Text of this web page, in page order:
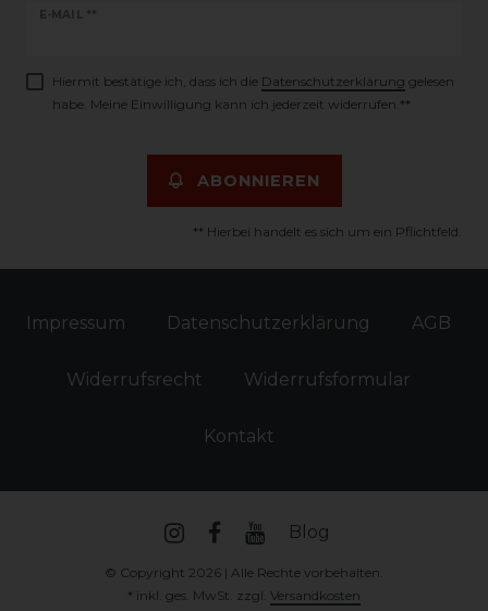
E-MAIL **
Newsletter
Hiermit bestätige ich, dass ich die Daten­schutz­erklärung gelesen
habe. Meine Einwilligung kann ich jederzeit widerrufen.**
ABONNIEREN
** Hierbei handelt es sich um ein Pflichtfeld.
Impressum Daten­schutz­erklärung AGB
Widerrufs­recht Widerrufs­formular
Kontakt
Blog
© Copyright 2026 | Alle Rechte vorbehalten.
* inkl. ges. MwSt. zzgl. Versandkosten